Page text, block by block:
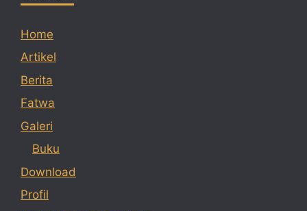
Home
Artikel
Berita
Fatwa
Galeri
Buku
Download
Profil